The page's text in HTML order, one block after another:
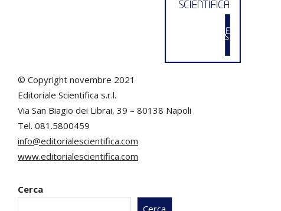
© Copyright novembre 2021
Editoriale Scientifica s.r.l.
Via San Biagio dei Librai, 39 – 80138 Napoli
Tel. 081.5800459
info@editorialescientifica.com
www.editorialescientifica.com
Cerca
Cerca